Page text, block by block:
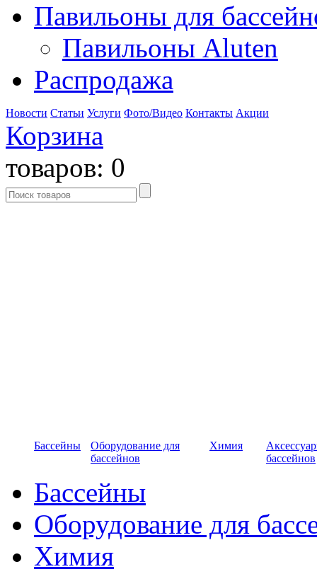
Павильоны для
Павильоны Aluten
Распродажа
Новости Статьи Услуги Фото/Видео Контакты Акции
Корзина
товаров: 0
Бассейны
Оборудование для
бассейнов
Химия
бассейнов
Бассейны
Оборудование для
Химия